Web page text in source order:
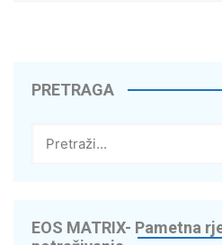
PRETRAGA
EOS MATRIX- Pametna